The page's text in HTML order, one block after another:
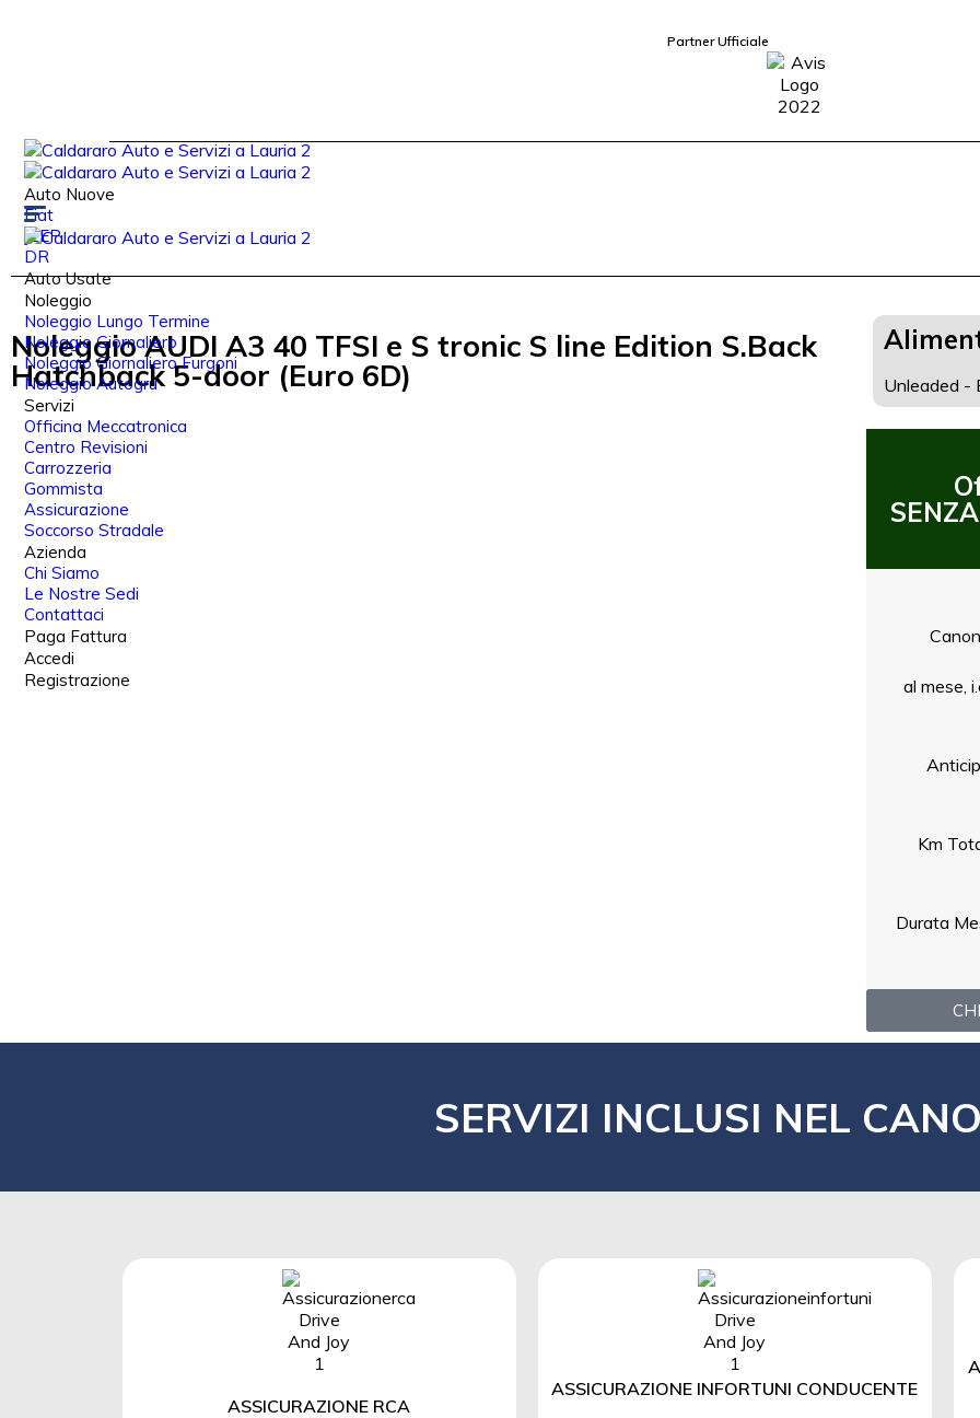
Partner Ufficiale
Auto Nuove
Fiat
JEEP
DR
Auto Usate
Noleggio
Noleggio Lungo Termine
Noleggio Giornaliero
Noleggio Giornaliero Furgoni
Noleggio Autogru
Servizi
Officina Meccatronica
Centro Revisioni
Carrozzeria
Gommista
Assicurazione
Soccorso Stradale
Azienda
Chi Siamo
Le Nostre Sedi
Contattaci
Paga Fattura
Accedi
Registrazione
Noleggio AUDI A3 40 TFSI e S tronic S line Edition S.Back
Hatchback 5-door (Euro 6D) Unleaded -
al mese,
Km
Durata
SERVIZI INCLUSI NEL
ASSICURAZIONE RCA
ASSICURAZIONE INFORTUNI CONDUCENTE